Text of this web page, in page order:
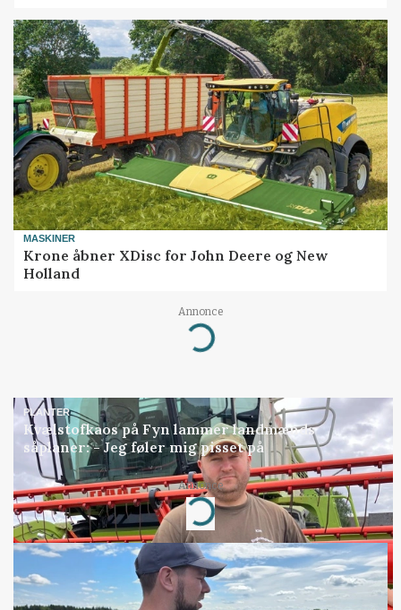
MASKINER
Krone åbner XDisc for John Deere og New
Holland
Annonce
Loading...
PLANTER
Kvælstofkaos på Fyn lammer landmænds
såplaner: - Jeg føler mig pisset på
Annonce
Loading...